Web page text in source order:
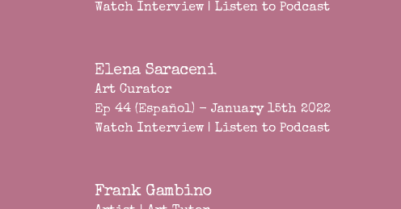
Watch Interview | Listen to Podcast
Elena Saraceni
Art Curator
Ep 44 (Español) - January 15th 2022
Watch Interview | Listen to Podcast
Frank Gambino